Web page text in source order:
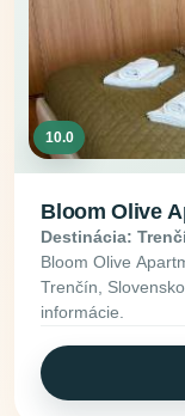
10.0
Bloom Olive
Destinácia:
Bloom Olive
Trenčín,
informácie.